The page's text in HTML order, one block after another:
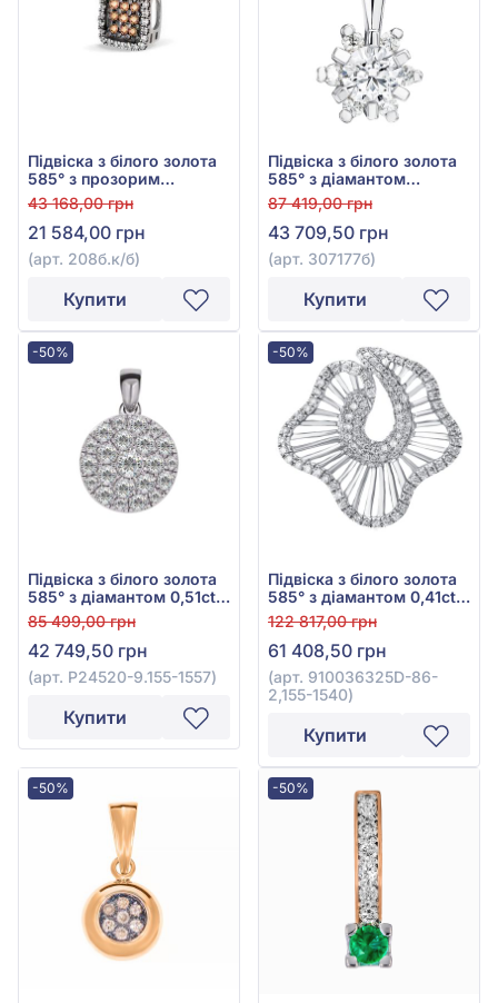
Підвіска з білого золота
585° з прозорим
діамантом 0,072ct та
коричневим діамантом
0,144ct, арт. 208б.к/б
43 168,00 грн
21 584,00 грн
(арт. 208б.к/б)
Купити
Підвіска з білого золота
585° з діамантом
0,363ct, арт. 307177б
87 419,00 грн
43 709,50 грн
(арт. 307177б)
Купити
-50%
Підвіска з білого золота
585° з діамантом 0,51ct,
арт. P24520-9.155-1557
85 499,00 грн
42 749,50 грн
(арт. P24520-9.155-1557)
Купити
-50%
Підвіска з білого золота
585° з діамантом 0,41ct,
арт. 910036325D-86-
2,155-1540
122 817,00 грн
61 408,50 грн
(арт. 910036325D-86-
2,155-1540)
Купити
-50% -50%